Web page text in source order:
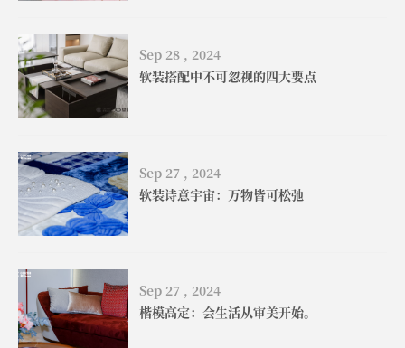
Sep 28 , 2024
软装搭配中不可忽视的四大要点
Sep 27 , 2024
软装诗意宇宙：万物皆可松弛
Sep 27 , 2024
楷模高定：会生活从审美开始。